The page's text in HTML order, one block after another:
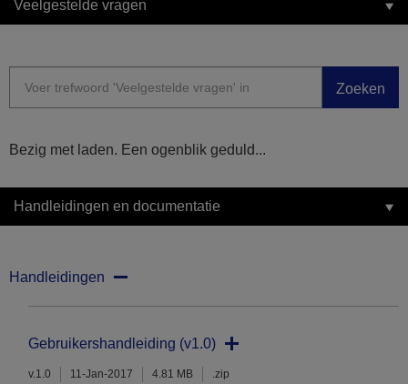
Veelgestelde vragen
Zoeken
Bezig met laden. Een ogenblik geduld...
Handleidingen en documentatie
Handleidingen
Gebruikershandleiding (v1.0)
v.1.0 11-Jan-2017 4.81 MB .zip